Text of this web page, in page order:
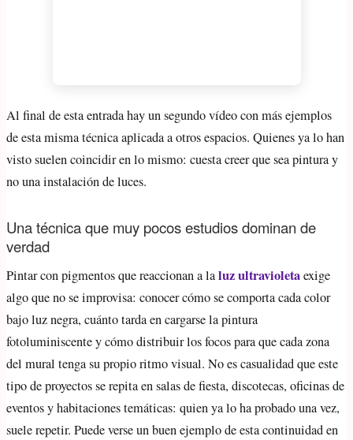
Al final de esta entrada hay un segundo vídeo con más ejemplos
de esta misma técnica aplicada a otros espacios. Quienes ya lo han
visto suelen coincidir en lo mismo: cuesta creer que sea pintura y
no una instalación de luces.
Una técnica que muy pocos estudios dominan de
verdad
Pintar con pigmentos que reaccionan a laluz ultravioletaexige
algo que no se improvisa: conocer cómo se comporta cada color
bajo luz negra, cuánto tarda en cargarse la pintura
fotoluminiscente y cómo distribuir los focos para que cada zona
del mural tenga su propio ritmo visual. No es casualidad que este
tipo de proyectos se repita en salas de fiesta, discotecas, oficinas de
eventos y habitaciones temáticas: quien ya lo ha probado una vez,
suele repetir. Puede verse un buen ejemplo de esta continuidad en